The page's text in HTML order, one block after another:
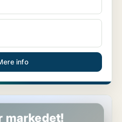
info
markedet!